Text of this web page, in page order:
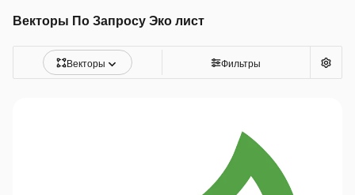
Векторы По Запросу Эко лист
Векторы Фильтры